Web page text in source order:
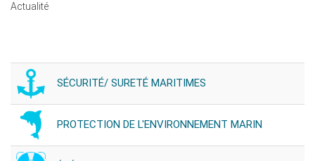
Actualité
SÉCURITÉ/ SURETÉ MARITIMES
PROTECTION DE L'ENVIRONNEMENT MARIN